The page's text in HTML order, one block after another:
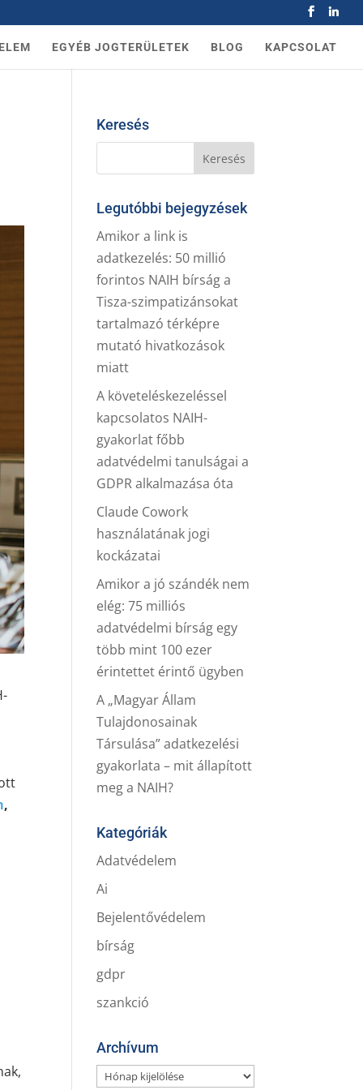
EGYÉB JOGTERÜLETEK BLOG KAPCSOLAT
,
Keresés
Legutóbbi bejegyzések
Amikor a link is
adatkezelés: 50 millió
forintos NAIH bírság a
Tisza-szimpatizánsokat
tartalmazó térképre
mutató hivatkozások
miatt
A követeléskezeléssel
kapcsolatos NAIH-
gyakorlat főbb
adatvédelmi tanulságai a
GDPR alkalmazása óta
Claude Cowork
használatának jogi
kockázatai
Amikor a jó szándék nem
elég: 75 milliós
adatvédelmi bírság egy
több mint 100 ezer
érintettet érintő ügyben
A „Magyar Állam
Tulajdonosainak
Társulása” adatkezelési
gyakorlata – mit állapított
meg a NAIH?
Kategóriák
Adatvédelem
Ai
Bejelentővédelem
bírság
gdpr
szankció
Archívum
Archívum